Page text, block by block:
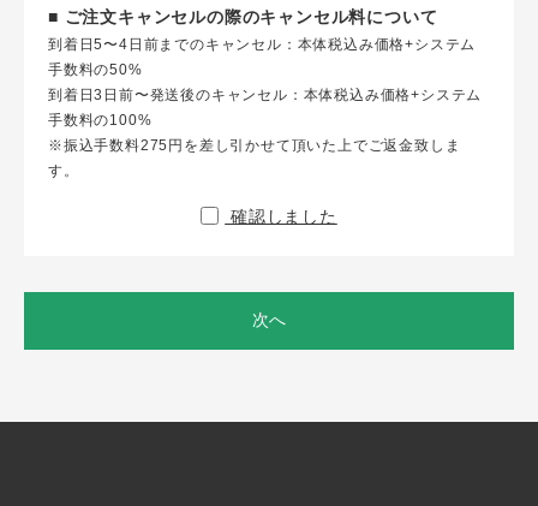
■ ご注文キャンセルの際のキャンセル料について
到着日5〜4日前までのキャンセル：本体税込み価格+システム
手数料の50%
到着日3日前〜発送後のキャンセル：本体税込み価格+システム
手数料の100%
※振込手数料275円を差し引かせて頂いた上でご返金致しま
す。
確認しました
次へ